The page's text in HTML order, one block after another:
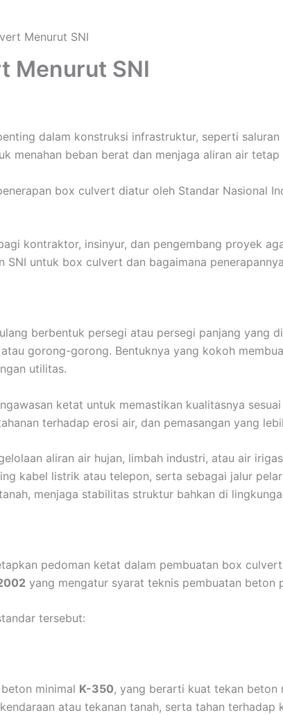
Menurut SNI
Menurut SNI
dalam konstruksi infrastruktur, seperti
menahan beban berat dan menjaga aliran air
box culvert diatur oleh Standar Nasional
kontraktor, insinyur, dan pengembang proyek
SNI untuk box culvert dan bagaimana
berbentuk persegi atau persegi panjang yang
gorong-gorong. Bentuknya yang kokoh
utilitas.
ketat untuk memastikan kualitasnya
terhadap erosi air, dan pemasangan yang
aliran air hujan, limbah industri, atau air
kabel listrik atau telepon, serta sebagai jalur
menjaga stabilitas struktur bahkan di
pedoman ketat dalam pembuatan box
yang mengatur syarat teknis pembuatan
tersebut:
minimal K-350, yang berarti kuat tekan beton
atau tekanan tanah, serta tahan terhadap